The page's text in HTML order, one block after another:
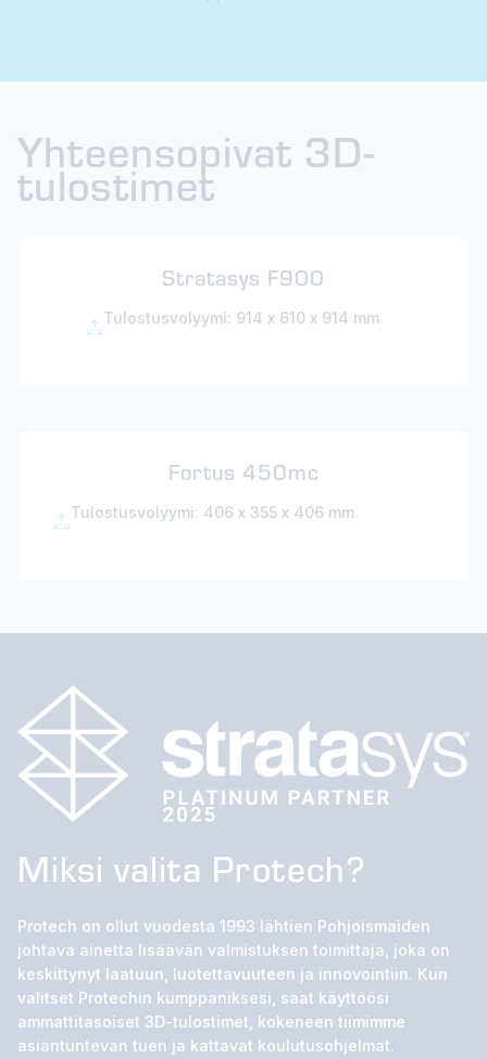
Yhteensopivat 3D-
tulostimet
Stratasys F900
Tulostusvolyymi: 914 x 610 x 914 mm.
Fortus 450mc
Tulostusvolyymi: 406 x 355 x 406 mm.
Miksi valita Protech?
Protech on ollut vuodesta 1993 lähtien Pohjoismaiden
johtava ainetta lisäävän valmistuksen toimittaja, joka on
keskittynyt laatuun, luotettavuuteen ja innovointiin. Kun
valitset Protechin kumppaniksesi, saat käyttöösi
ammattitasoiset 3D-tulostimet, kokeneen tiimimme
asiantuntevan tuen ja kattavat koulutusohjelmat.